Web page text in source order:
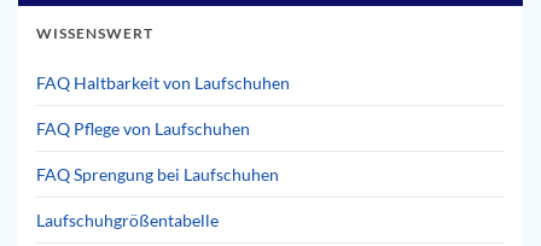
WISSENSWERT
FAQ Haltbarkeit von Laufschuhen
FAQ Pflege von Laufschuhen
FAQ Sprengung bei Laufschuhen
Laufschuhgrößentabelle